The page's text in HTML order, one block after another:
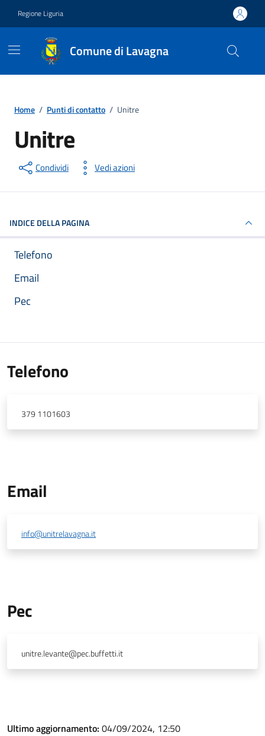
Regione Liguria
Comune di Lavagna
Home / Punti di contatto / Unitre
Unitre
Punto di contatto
Condividi Vedi azioni
INDICE DELLA PAGINA
Telefono
Email
Pec
Telefono
379 1101603
Email
info@unitrelavagna.it
Pec
unitre.levante@pec.buffetti.it
Ultimo aggiornamento: 04/09/2024, 12:50